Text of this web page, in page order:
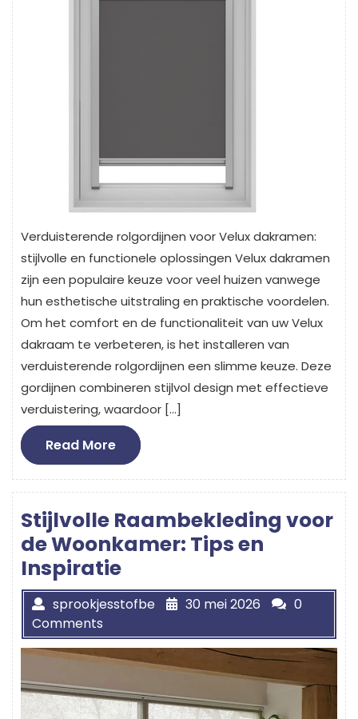
Verduisterende rolgordijnen voor Velux dakramen:
stijlvolle en functionele oplossingen Velux dakramen
zijn een populaire keuze voor veel huizen vanwege
hun esthetische uitstraling en praktische voordelen.
Om het comfort en de functionaliteit van uw Velux
dakraam te verbeteren, is het installeren van
verduisterende rolgordijnen een slimme keuze. Deze
gordijnen combineren stijlvol design met effectieve
verduistering, waardoor […]
Read MoreRead
More
Stijlvolle Raambekleding voor
de Woonkamer: Tips en
Inspiratie
sprookjesstofbe 30 mei 2026
0
Comments